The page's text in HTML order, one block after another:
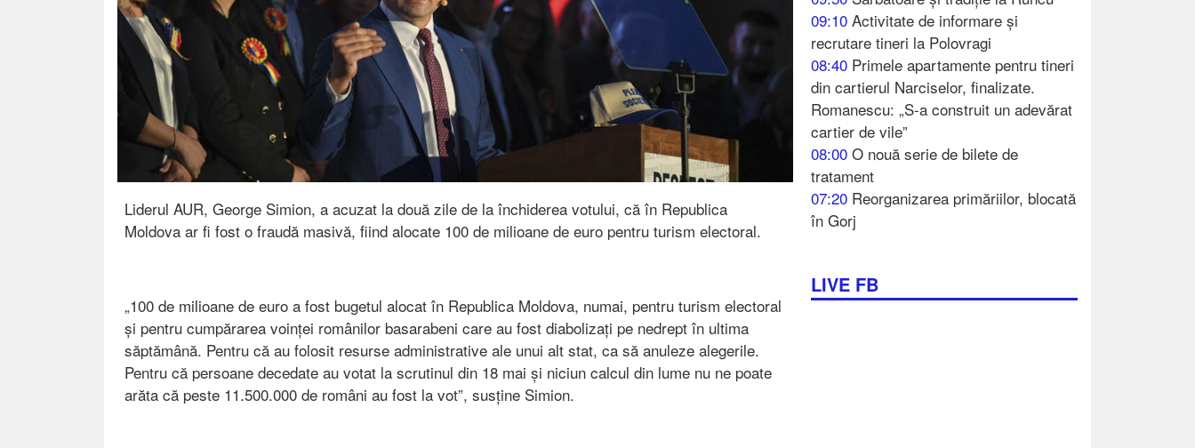
09:10 Activitate de informare și
recrutare tineri la Polovragi
08:40 Primele apartamente pentru tineri
din cartierul Narciselor, finalizate.
Romanescu: „S-a construit un adevărat
cartier de vile”
08:00 O nouă serie de bilete de
tratament
07:20 Reorganizarea primăriilor, blocată
în Gorj
LIVE FB
Liderul AUR, George Simion, a acuzat la două zile de la închiderea votului, că în Republica
Moldova ar fi fost o fraudă masivă, fiind alocate 100 de milioane de euro pentru turism electoral.
„100 de milioane de euro a fost bugetul alocat în Republica Moldova, numai, pentru turism electoral
și pentru cumpărarea voinței românilor basarabeni care au fost diabolizați pe nedrept în ultima
săptămână. Pentru că au folosit resurse administrative ale unui alt stat, ca să anuleze alegerile.
Pentru că persoane decedate au votat la scrutinul din 18 mai și niciun calcul din lume nu ne poate
arăta că peste 11.500.000 de români au fost la vot”, susține Simion.